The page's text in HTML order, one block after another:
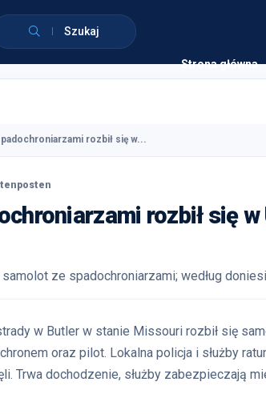
Szukaj
Strona główna
rozbił się w...
rozbił się
ze spadochroniarzami; według
w Butler w stanie Missouri rozbił się
oraz pilot. Lokalna policja i służby
Trwa dochodzenie, służby zabezpieczają